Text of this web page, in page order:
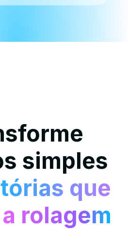
simples
que
rolagem